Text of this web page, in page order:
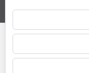
Política
©